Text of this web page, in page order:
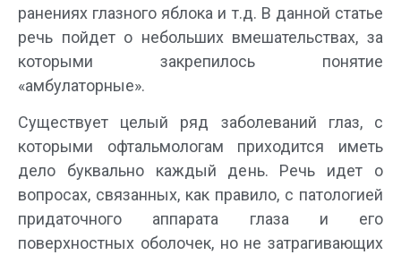
ранениях глазного яблока и т.д. В данной статье
речь пойдет о небольших вмешательствах, за
которыми закрепилось понятие
«амбулаторные».
Существует целый ряд заболеваний глаз, с
которыми офтальмологам приходится иметь
дело буквально каждый день. Речь идет о
вопросах, связанных, как правило, с патологией
придаточного аппарата глаза и его
поверхностных оболочек, но не затрагивающих